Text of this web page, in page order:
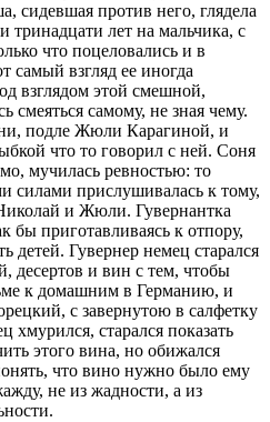
сидевшая против него, глядела
тринадцати лет на мальчика, с
что поцеловались и в
самый взгляд ее иногда
взглядом этой смешной,
смеяться самому, не зная чему.
подле Жюли Карагиной, и
что то говорил с ней. Соня
мучилась ревностью: то
силами прислушивалась к тому,
и Жюли. Гувернантка
бы приготавливаясь к отпору,
детей. Гувернер немец старался
десертов и вин с тем, чтобы
к домашним в Германию, и
с завернутою в салфетку
хмурился, старался показать
этого вина, но обижался
что вино нужно было ему
не из жадности, а из